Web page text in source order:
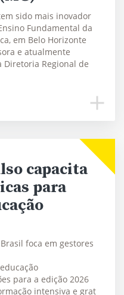
sido mais inovador
Fundamental da
em Belo Horizonte
e atualmente
Diretoria Regional de
capacita
para
foca em gestores
para a edição 2026
intensiva e grat